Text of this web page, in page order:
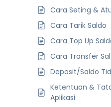
Cara Seting &
Cara Tarik Saldo
Cara Top Up
Cara Transfer
Deposit/Saldo
Ketentuan &
Aplikasi